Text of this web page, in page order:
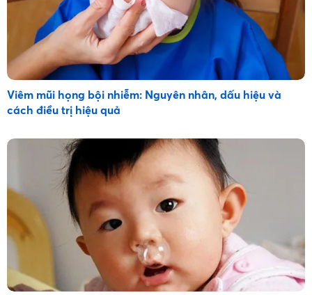
Viêm mũi họng bội nhiễm: Nguyên nhân, dấu hiệu và
cách điều trị hiệu quả